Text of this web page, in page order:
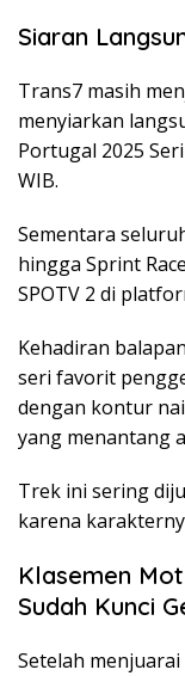
Siaran
Trans7 masih
menyiarkan
Portugal 2025
WIB.
Sementara
hingga Sprint
SPOTV 2 di
Kehadiran
seri favorit
dengan kontur
yang menantang
Trek ini sering
karena
Klasemen
Sudah Kunci
Setelah